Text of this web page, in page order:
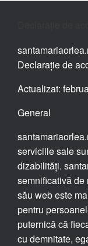
Declarație de
Actualizat:
General
serviciile sale
dizabilități.
semnificativă de
său web este
pentru
puternică că
cu demnitate,